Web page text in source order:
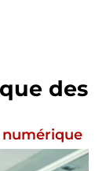
des